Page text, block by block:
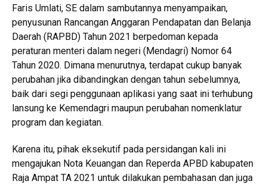
Faris Umlati, SE dalam sambutannya menyampaikan,
penyusunan Rancangan Anggaran Pendapatan dan Belanja
Daerah (RAPBD) Tahun 2021 berpedoman kepada
peraturan menteri dalam negeri (Mendagri) Nomor 64
Tahun 2020. Dimana menurutnya, terdapat cukup banyak
perubahan jika dibandingkan dengan tahun sebelumnya,
baik dari segi penggunaan aplikasi yang saat ini terhubung
lansung ke Kemendagri maupun perubahan nomenklatur
program dan kegiatan.
Karena itu, pihak eksekutif pada persidangan kali ini
mengajukan Nota Keuangan dan Reperda APBD kabupaten
Raja Ampat TA 2021 untuk dilakukan pembahasan dan juga